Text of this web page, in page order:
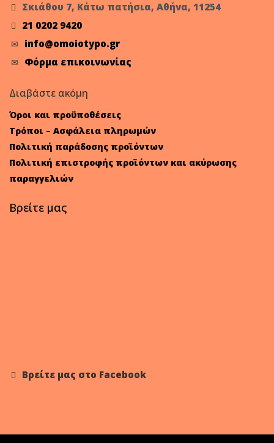
Σκιάθου 7, Κάτω πατήσια, Αθήνα, 11254
21 0202 9420
info@omoiotypo.gr
Φόρμα επικοινωνίας
Διαβάστε ακόμη
Όροι και προϋποθέσεις
Τρόποι – Ασφάλεια πληρωμών
Πολιτική παράδοσης προϊόντων
Πολιτική επιστροφής προϊόντων και ακύρωσης
παραγγελιών
Βρείτε μας
Βρείτε μας στο Facebook